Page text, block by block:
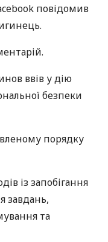
КАРТОК
ЩОМІСЯЧНИЙ ОГЛЯД
ПУТІВНИКИ ПО
повідомив
ввів у дію
безпеки
порядку
із запобігання
завдань,
та